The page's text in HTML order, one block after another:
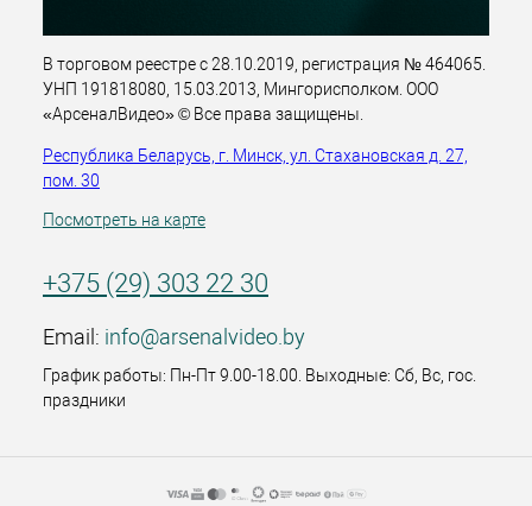
В торговом реестре с 28.10.2019, регистрация № 464065.
УНП 191818080, 15.03.2013, Мингорисполком. ООО
«АрсеналВидео» © Все права защищены.
Республика Беларусь, г. Минск, ул. Стахановская д. 27,
пом. 30
Посмотреть на карте
+375 (29) 303 22 30
Email: info@arsenalvideo.by
График работы: Пн-Пт 9.00-18.00. Выходные: Сб, Вс, гос.
праздники